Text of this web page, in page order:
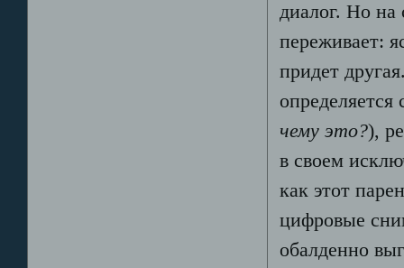
диалог. Но на
переживает:
придет
определяется
чему это?),
в своем
как этот
цифровые
обалденно